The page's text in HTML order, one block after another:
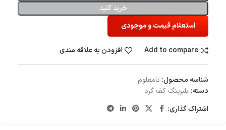
خرید کنید
استعلام قیمت و موجودی
Add to compare افزودن به علاقه مندی
شناسه محصول: نامعلوم
دسته: بلبرینگ کف گرد
اشتراک گذاری: